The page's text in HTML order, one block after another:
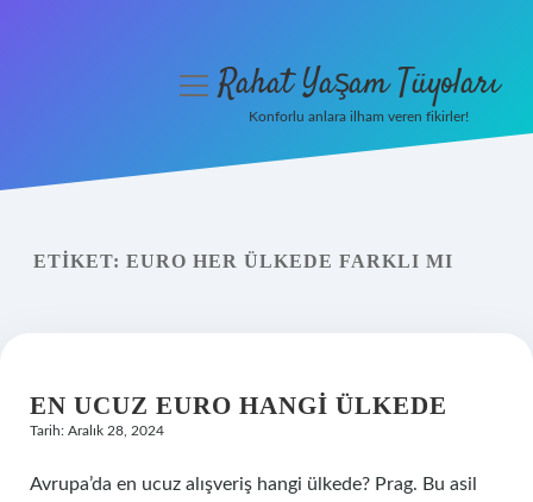
Yasal Uyarı
menüyüRahat Yaşam Tüyoları
Konforlu anlara ilham veren fikirler!
ETIKET: EURO HER ÜLKEDE FARKLI MI
EN UCUZ EURO HANGI ÜLKEDE
Tarih: Aralık 28, 2024
Avrupa’da en ucuz alışveriş hangi ülkede? Prag. Bu asil